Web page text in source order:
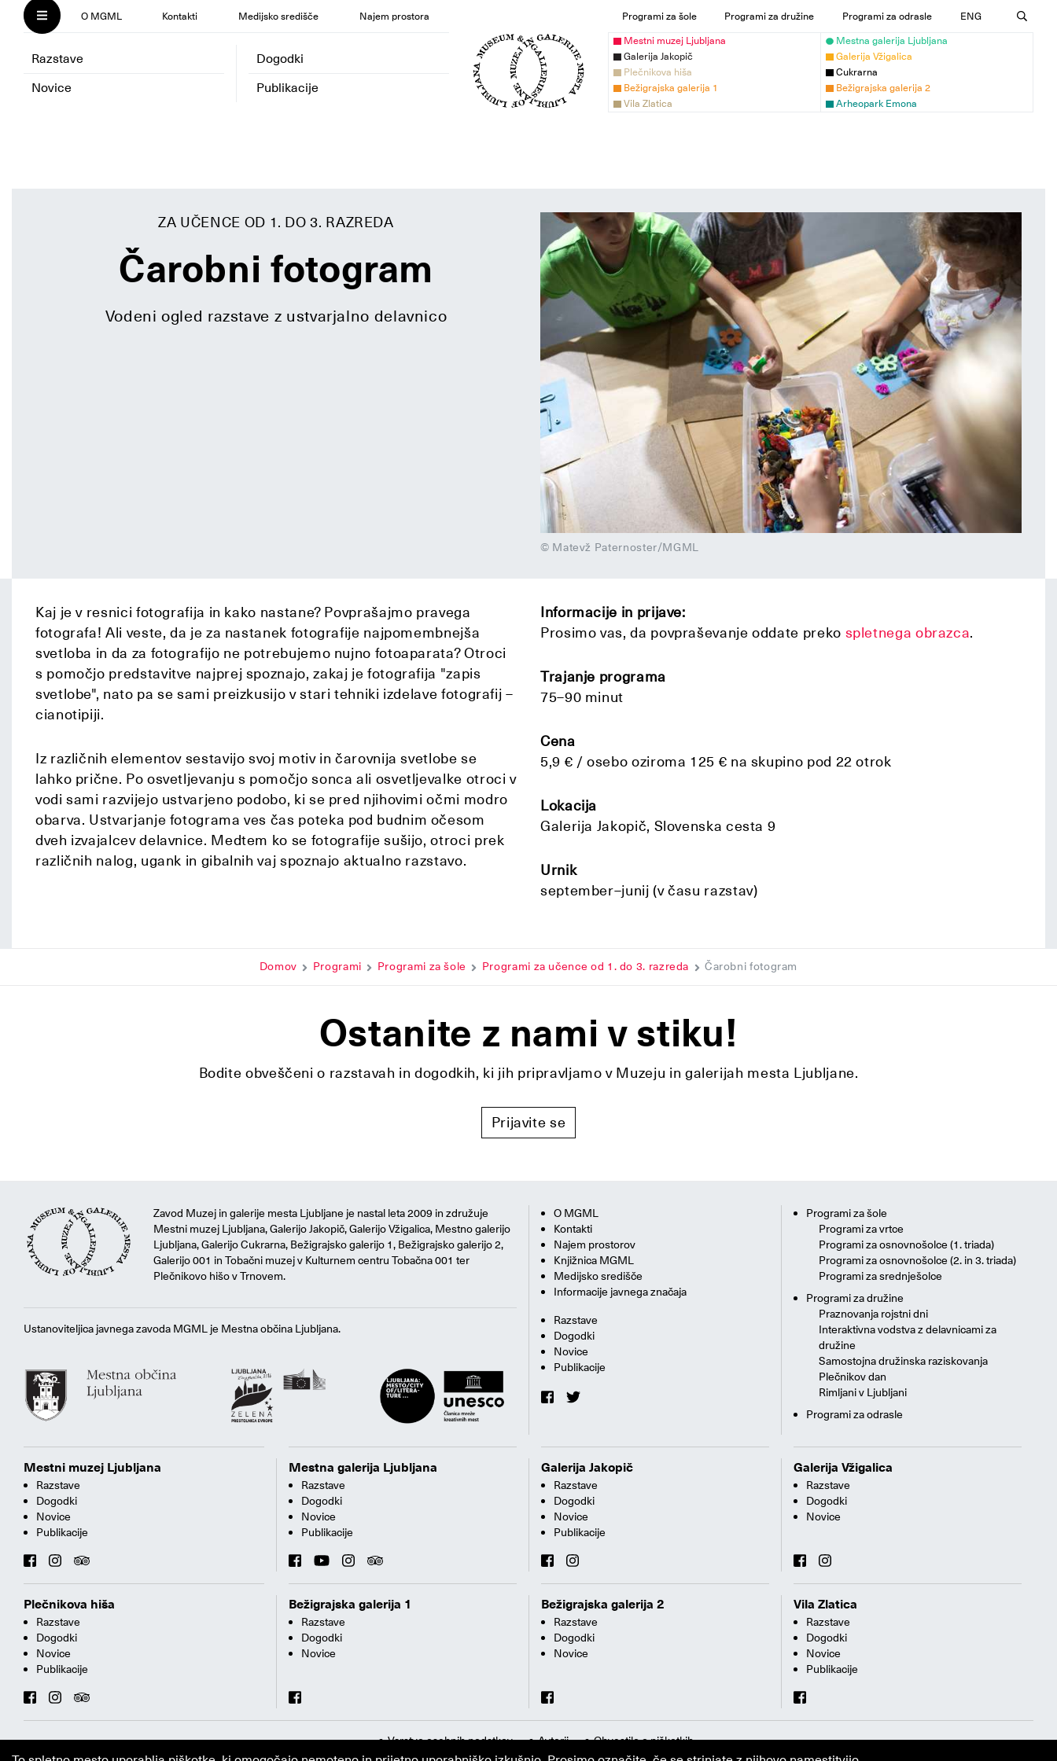
O MGML Kontakti Medijsko središče Najem prostora
Razstave
Dogodki
Novice
Publikacije
Programi za šole Programi za družine Programi za odrasle
ENG
Mestni muzej Ljubljana
Mestna galerija Ljubljana
Galerija Jakopič
Galerija Vžigalica
Plečnikova hiša
Cukrarna
Bežigrajska galerija 1
Bežigrajska galerija 2
Vila Zlatica
Arheopark Emona
ZA UČENCE OD 1. DO 3. RAZREDA
Čarobni fotogram
Vodeni ogled razstave z ustvarjalno delavnico
© Matevž Paternoster/MGML
Kaj je v resnici fotografija in kako nastane? Povprašajmo pravega
fotografa! Ali veste, da je za nastanek fotografije najpomembnejša
svetloba in da za fotografijo ne potrebujemo nujno fotoaparata? Otroci
s pomočjo predstavitve najprej spoznajo, zakaj je fotografija "zapis
svetlobe", nato pa se sami preizkusijo v stari tehniki izdelave fotografij –
cianotipiji.
Iz različnih elementov sestavijo svoj motiv in čarovnija svetlobe se
lahko prične. Po osvetljevanju s pomočjo sonca ali osvetljevalke otroci v
vodi sami razvijejo ustvarjeno podobo, ki se pred njihovimi očmi modro
obarva. Ustvarjanje fotograma ves čas poteka pod budnim očesom
dveh izvajalcev delavnice. Medtem ko se fotografije sušijo, otroci prek
različnih nalog, ugank in gibalnih vaj spoznajo aktualno razstavo.
Informacije in prijave:
Prosimo vas, da povpraševanje oddate preko spletnega obrazca.
Trajanje programa
75–90 minut
Cena
5,9 € / osebo oziroma 125 € na skupino pod 22 otrok
Lokacija
Galerija Jakopič, Slovenska cesta 9
Urnik
september–junij (v času razstav)
Domov Programi Programi za šole Programi za učence od 1. do 3. razreda Čarobni fotogram
Ostanite z nami v stiku!
Bodite obveščeni o razstavah in dogodkih, ki jih pripravljamo v Muzeju in galerijah mesta Ljubljane.
Prijavite se
Zavod Muzej in galerije mesta Ljubljane je nastal leta 2009 in združuje
Mestni muzej Ljubljana, Galerijo Jakopič, Galerijo Vžigalica, Mestno galerijo
Ljubljana, Galerijo Cukrarna, Bežigrajsko galerijo 1, Bežigrajsko galerijo 2,
Galerijo 001 in Tobačni muzej v Kulturnem centru Tobačna 001 ter
Plečnikovo hišo v Trnovem.
Ustanoviteljica javnega zavoda MGML je Mestna občina Ljubljana.
O MGML
Kontakti
Najem prostorov
Knjižnica MGML
Medijsko središče
Informacije javnega značaja
Razstave
Dogodki
Novice
Publikacije
Programi za šole
Programi za vrtce
Programi za osnovnošolce (1. triada)
Programi za osnovnošolce (2. in 3. triada)
Programi za srednješolce
Programi za družine
Praznovanja rojstni dni
Interaktivna vodstva z delavnicami za
družine
Samostojna družinska raziskovanja
Plečnikov dan
Rimljani v Ljubljani
Programi za odrasle
Mestni muzej Ljubljana
Razstave
Dogodki
Novice
Publikacije
Mestna galerija Ljubljana
Razstave
Dogodki
Novice
Publikacije
Galerija Jakopič
Razstave
Dogodki
Novice
Publikacije
Galerija Vžigalica
Razstave
Dogodki
Novice
Plečnikova hiša
Razstave
Dogodki
Novice
Publikacije
Bežigrajska galerija 1
Razstave
Dogodki
Novice
Bežigrajska galerija 2
Razstave
Dogodki
Novice
Vila Zlatica
Razstave
Dogodki
Novice
Publikacije
Varstvo osebnih podatkov Avtorji Obvestilo o piškotkih